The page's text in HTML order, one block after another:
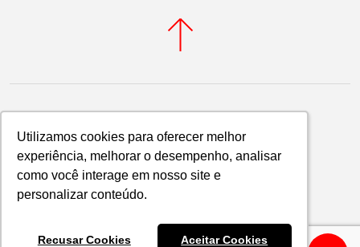
Utilizamos cookies para oferecer melhor
experiência, melhorar o desempenho, analisar
como você interage em nosso site e
personalizar conteúdo.
Recusar Cookies Aceitar Cookies
Utilizamos cookies para oferecer melhor
experiência, melhorar o desempenho, analisar
como você interage em nosso site e
personalizar conteúdo.
Recusar Cookies Aceitar Cookies
Política de Privacidade
WETZEL S/A © 2026